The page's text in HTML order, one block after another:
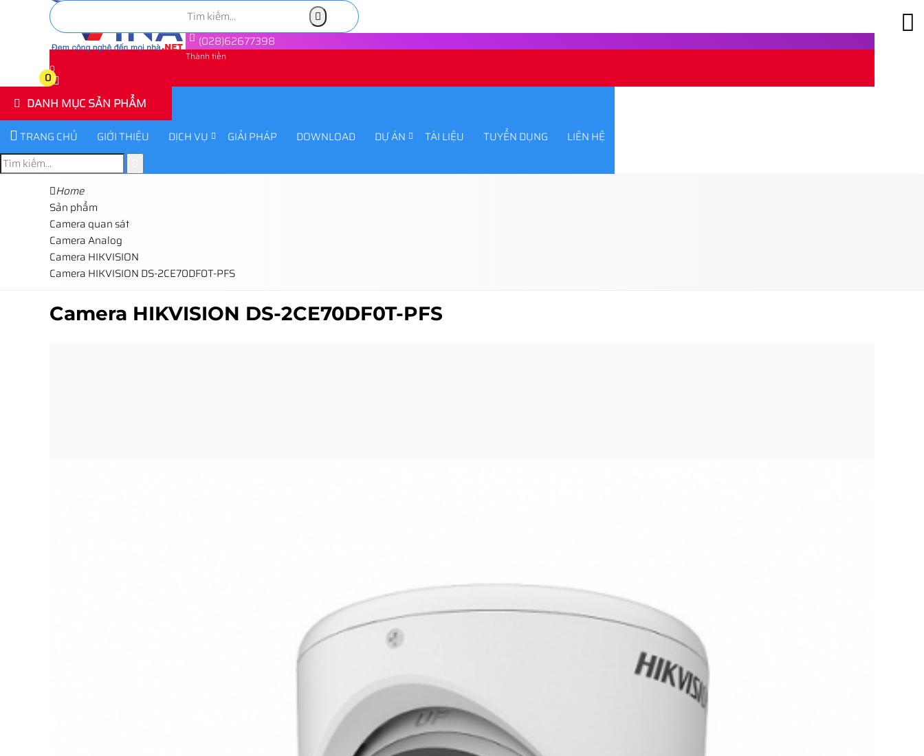
(028)62677398
Thành tiền
0
0
DANH MỤC SẢN PHẨM
TRANG CHỦ GIỚI THIỆU DỊCH VỤ GIẢI PHÁP DOWNLOAD DỰ ÁN TÀI LIỆU TUYỂN DỤNG LIÊN HỆ
Home
Sản phẩm
Camera quan sát
Camera Analog
Camera HIKVISION
Camera HIKVISION DS-2CE70DF0T-PFS
Camera HIKVISION DS-2CE70DF0T-PFS